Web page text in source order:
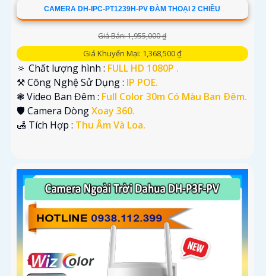
CAMERA DH-IPC-PT1239H-PV ĐÀM THOẠI 2 CHIỀU
Giá Bán: 1,955,000 ₫
Giá Khuyến Mại: 1,368,500 ₫
🔅 Chất lượng hình : FULL HD 1080P .
⚒ Công Nghệ Sử Dụng : IP POE.
❃ Video Ban Đêm : Full Color 30m Có Màu Ban Ðêm.
🛡 Camera DòngXoay 360.
️🛃 Tích Hợp : Thu Âm Và Loa.